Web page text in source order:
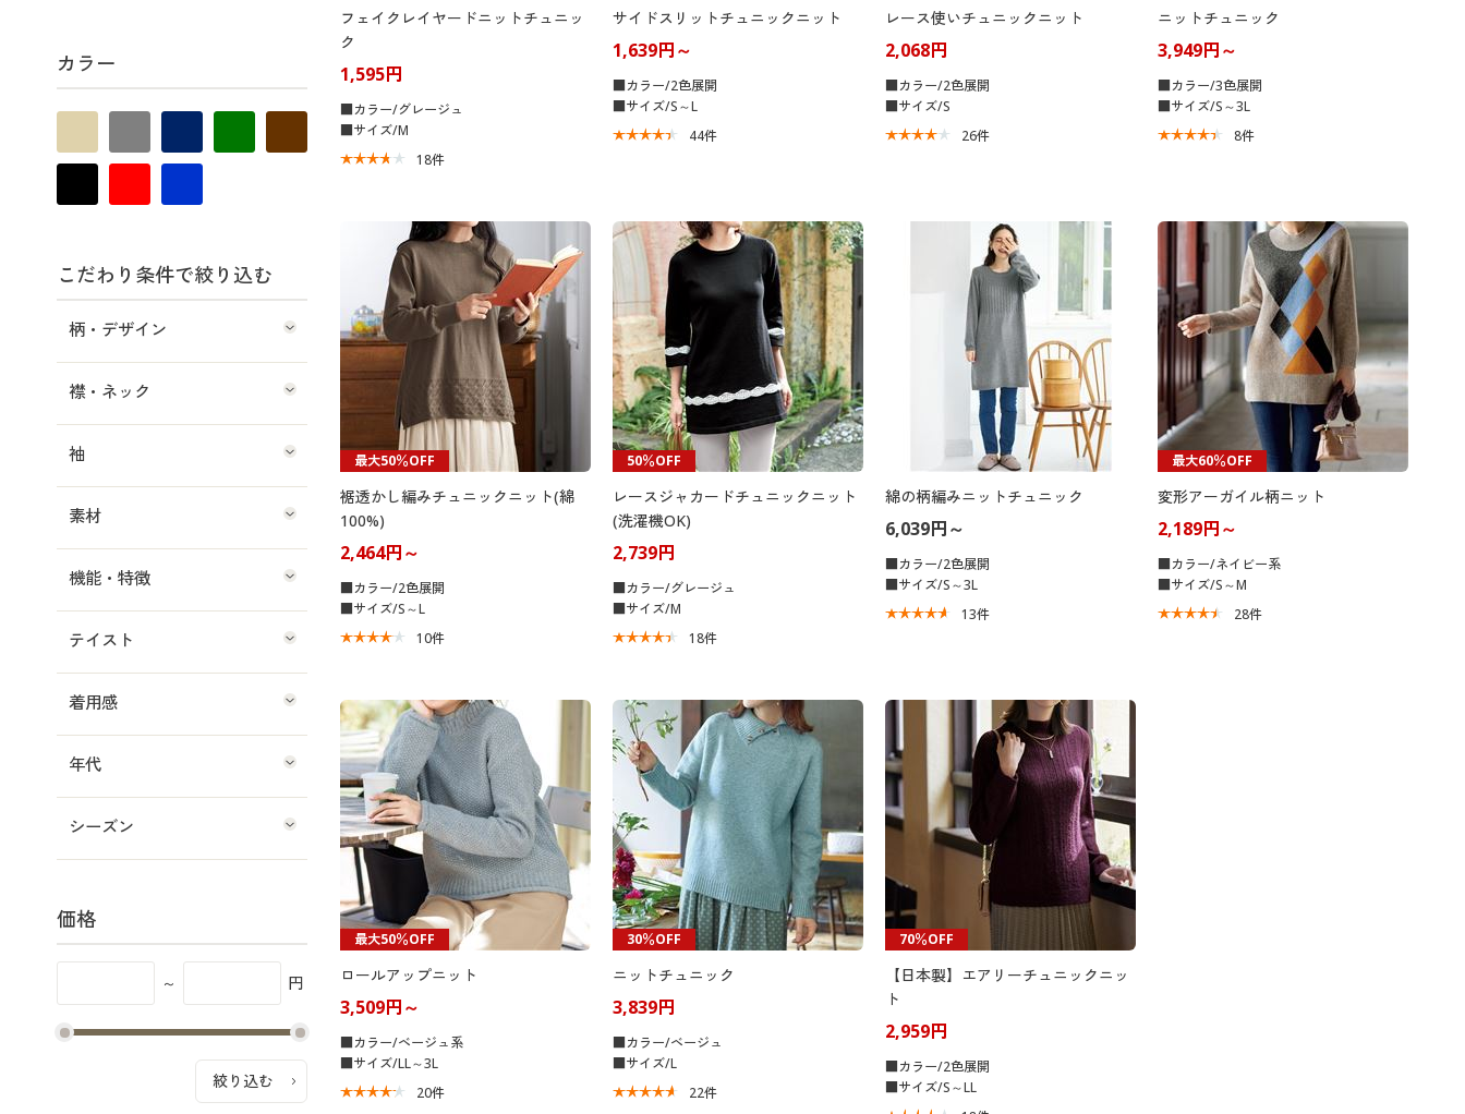
フェイクレイヤードニットチュニッ
ク
1,595円
■カラー/グレージュ
■サイズ/M
18件
サイドスリットチュニックニット
1,639円～
■カラー/2色展開
■サイズ/S～L
44件
レース使いチュニックニット
2,068円
■カラー/2色展開
■サイズ/S
26件
ニットチュニック
3,949円～
■カラー/3色展開
■サイズ/S～3L
8件
最大50％OFF
裾透かし編みチュニックニット(綿
100%)
2,464円～
■カラー/2色展開
■サイズ/S～L
10件
50％OFF
レースジャカードチュニックニット
(洗濯機OK)
2,739円
■カラー/グレージュ
■サイズ/M
18件
綿の柄編みニットチュニック
6,039円～
■カラー/2色展開
■サイズ/S～3L
13件
最大60％OFF
変形アーガイル柄ニット
2,189円～
■カラー/ネイビー系
■サイズ/S～M
28件
最大50％OFF
ロールアップニット
3,509円～
■カラー/ベージュ系
■サイズ/LL～3L
20件
30％OFF
ニットチュニック
3,839円
■カラー/ベージュ
■サイズ/L
22件
70％OFF
【日本製】エアリーチュニックニッ
ト
2,959円
■カラー/2色展開
■サイズ/S～LL
カラー
こだわり条件で絞り込む
柄・デザイン
襟・ネック
袖
素材
機能・特徴
テイスト
着用感
年代
シーズン
価格
～ 円